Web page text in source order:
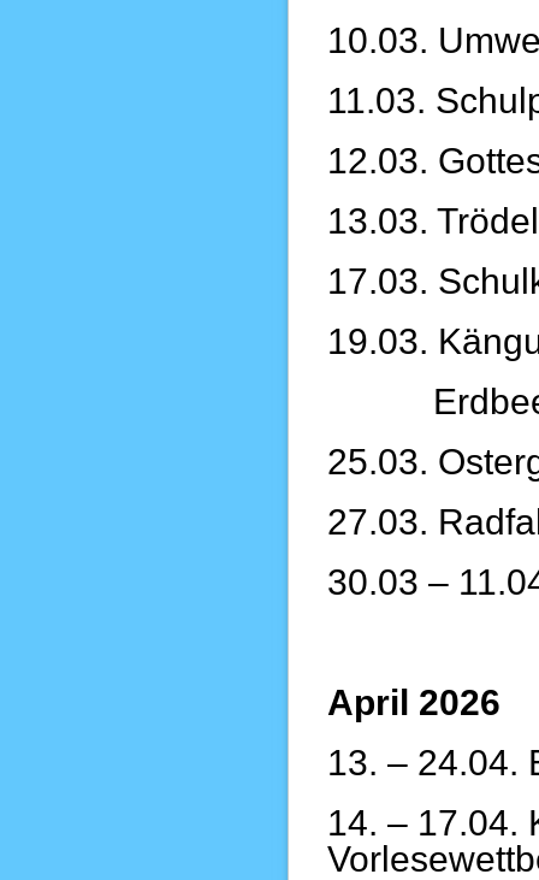
10.03.
11.03.
12.03.
13.03.
17.03.
19.03.
25.03.
27.03.
30.03 –
April 2026
13. – 24.04.
14. – 17.04.